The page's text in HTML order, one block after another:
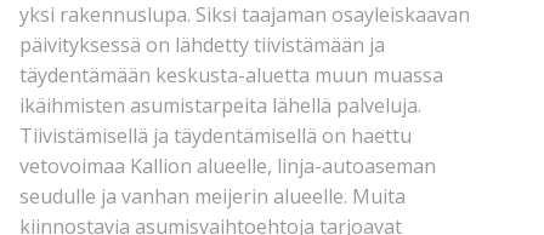
yksi rakennuslupa. Siksi taajaman osayleiskaavan
päivityksessä on lähdetty tiivistämään ja
täydentämään keskusta-aluetta muun muassa
ikäihmisten asumistarpeita lähellä palveluja.
Tiivistämisellä ja täydentämisellä on haettu
vetovoimaa Kallion alueelle, linja-autoaseman
seudulle ja vanhan meijerin alueelle. Muita
kiinnostavia asumisvaihtoehtoja tarjoavat